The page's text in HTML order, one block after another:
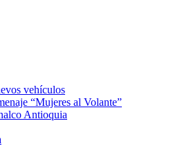
vehículos
“Mujeres al Volante”
Antioquia